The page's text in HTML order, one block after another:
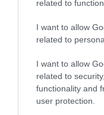
related to
I want to allow
related to
I want to allow
related to
functionality and
user protection.